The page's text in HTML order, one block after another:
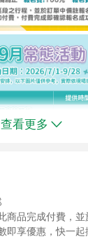
查看更多
商品完成付費，
即享優惠，快一起